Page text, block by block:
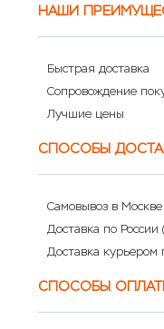
НАШИ
Быстрая доставка
Сопровождение
Лучшие цены
СПОСОБЫ
Самовывоз в Москве
Доставка по России
Доставка
СПОСОБЫ